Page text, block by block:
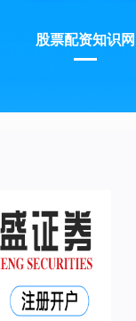
股票配资知识网